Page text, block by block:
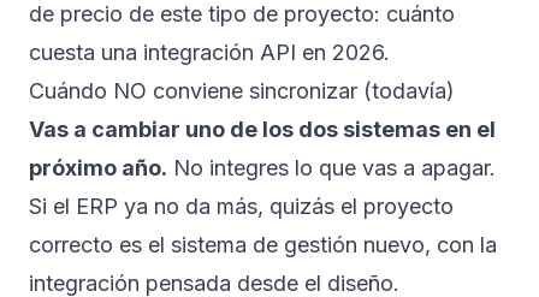
de precio de este tipo de proyecto: cuánto
cuesta una integración API en 2026.
Cuándo NO conviene sincronizar (todavía)
Vas a cambiar uno de los dos sistemas en el
próximo año. No integres lo que vas a apagar.
Si el ERP ya no da más, quizás el proyecto
correcto es el sistema de gestión nuevo, con la
integración pensada desde el diseño.